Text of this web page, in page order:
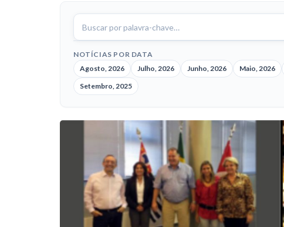
Buscar
notícias
NOTÍCIAS POR DATA
Agosto, 2026
Julho, 2026 Junho, 2026 Maio, 2026
Setembro, 2025